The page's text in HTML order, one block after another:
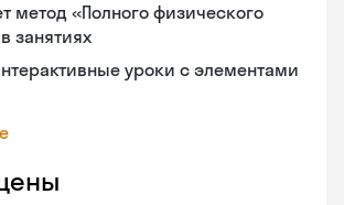
метод «Полного физического
занятиях
уроки с элементами